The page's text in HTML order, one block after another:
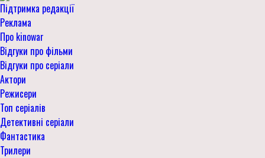
Підтримка редакції
Реклама
Про kinowar
Відгуки про фільми
Відгуки про серіали
Актори
Режисери
Топ серіалів
Детективні серіали
Фантастика
Трилери